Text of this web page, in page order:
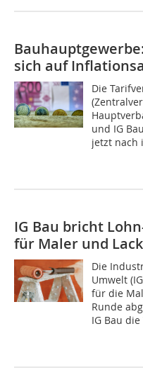
sich auf
Die
und IG
jetzt nach
IG Bau bricht
für Maler und
Die
Umwelt
für die
Runde
IG Bau